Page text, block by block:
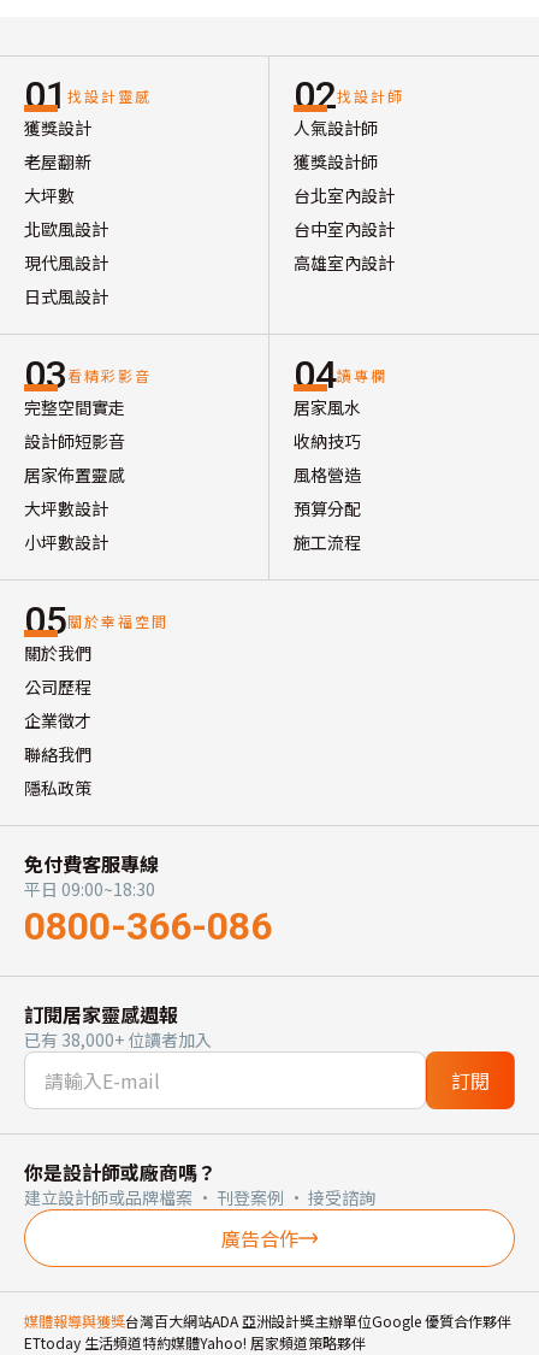
01 找設計靈感
獲獎設計
老屋翻新
大坪數
北歐風設計
現代風設計
日式風設計
02找設計師
人氣設計師
獲獎設計師
台北室內設計
台中室內設計
高雄室內設計
03看精彩影音
完整空間實走
設計師短影音
居家佈置靈感
大坪數設計
小坪數設計
04讀專欄
居家風水
收納技巧
風格營造
預算分配
施工流程
05關於幸福空間
關於我們
公司歷程
企業徵才
聯絡我們
隱私政策
免付費客服專線
平日 09:00~18:30
0800-366-086
訂閱居家靈感週報
已有 38,000+ 位讀者加入
訂閱
你是設計師或廠商嗎？
建立設計師或品牌檔案 · 刊登案例 · 接受諮詢
廣告合作
媒體報導與獲獎台灣百大網站ADA 亞洲設計獎主辦單位Google 優質合作夥伴
ETtoday 生活頻道特約媒體Yahoo! 居家頻道策略夥伴